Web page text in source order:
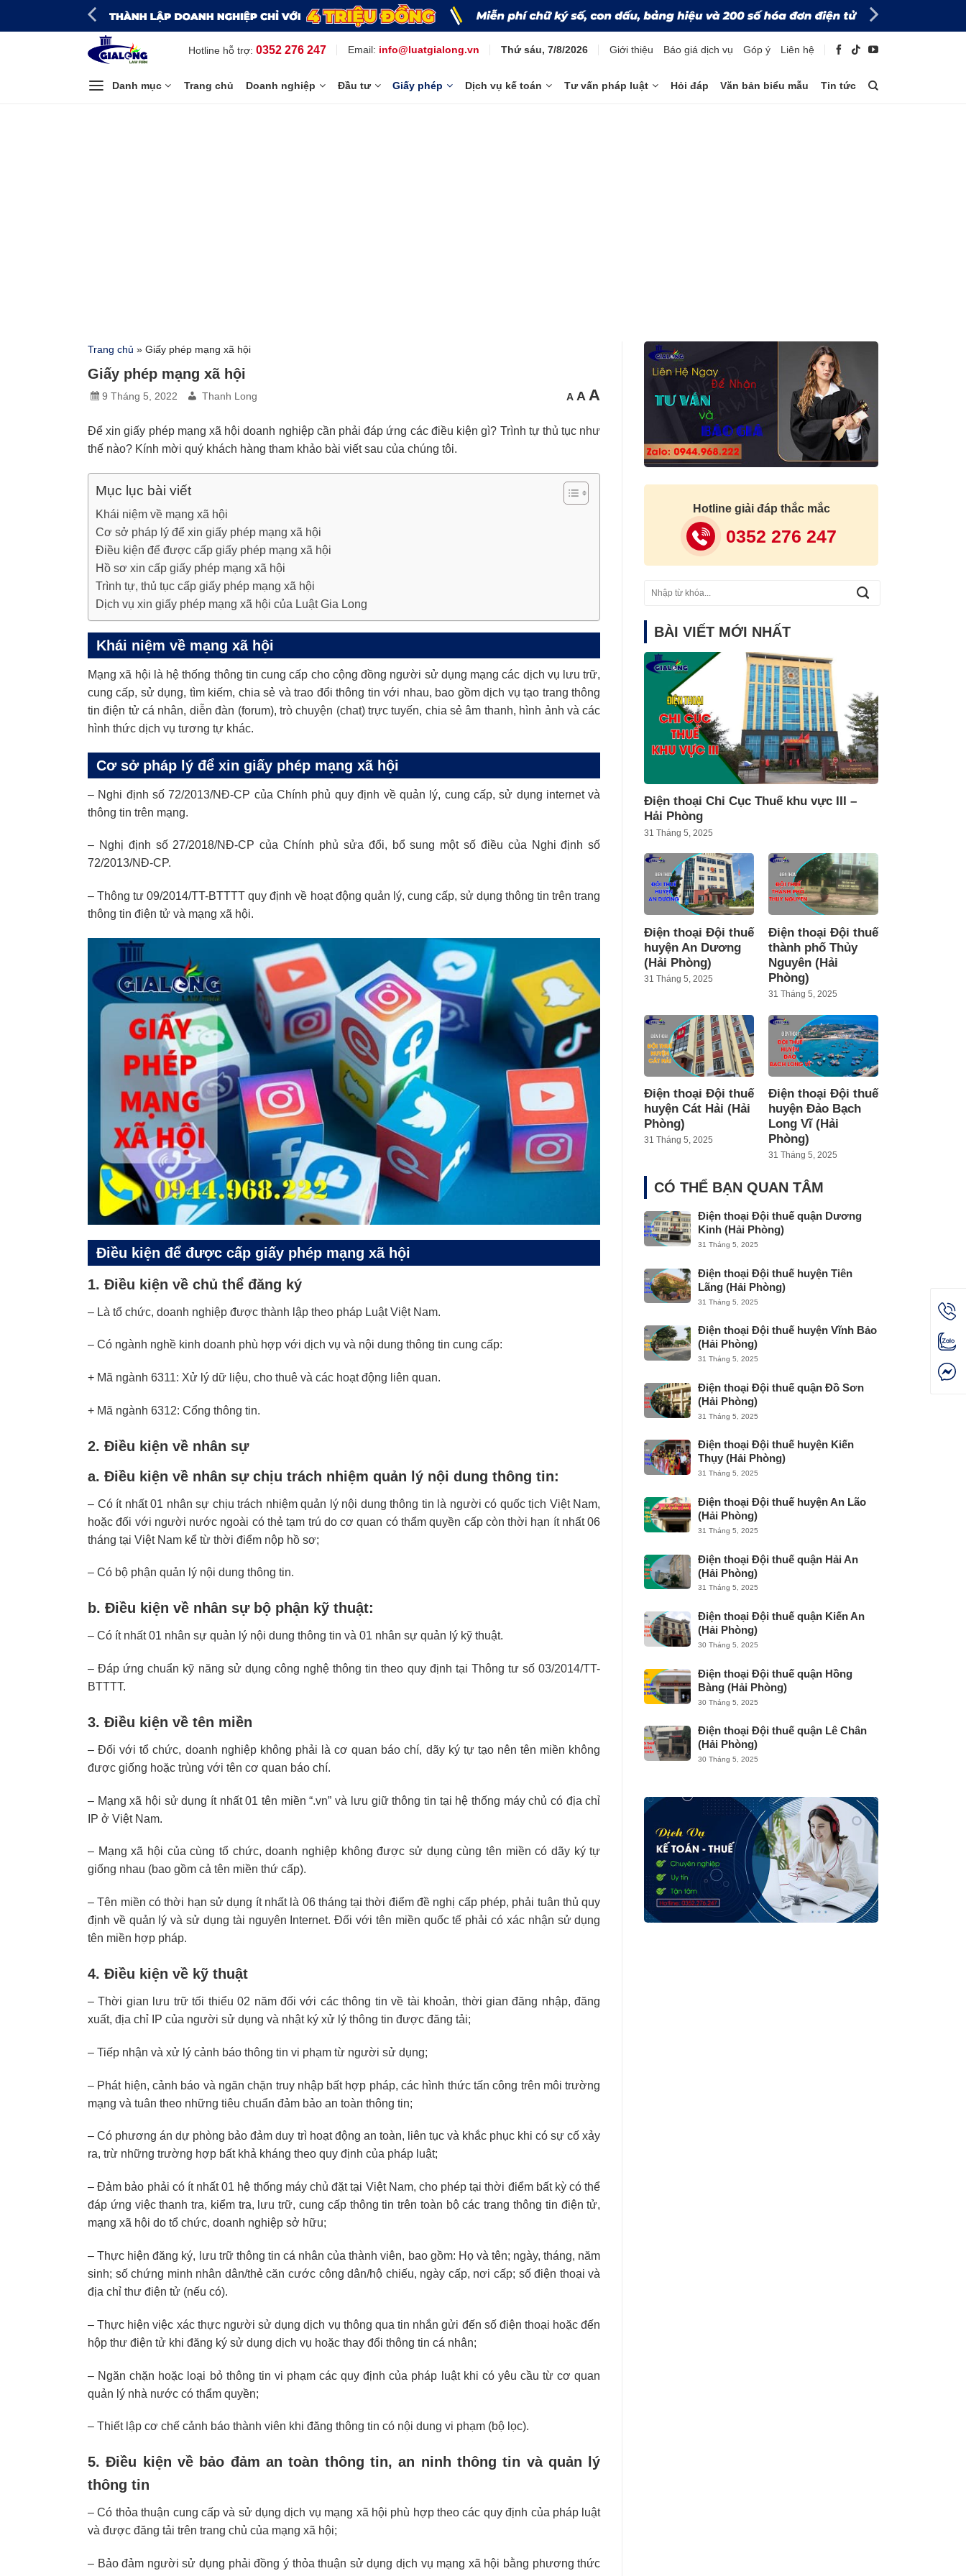
Hotline hỗ trợ: 0352 276 247 Email: info@luatgialong.vn Thứ sáu, 7/8/2026 Giới thiệu Báo giá dịch vụ Góp ý Liên hệ
Danh mục Trang chủ Doanh nghiệp Đầu tư Giấy phép Dịch vụ kế toán Tư vấn pháp luật Hỏi đáp Văn bản biểu mẫu Tin tức
Trang chủ » Giấy phép mạng xã hội
Giấy phép mạng xã hội
9 Tháng 5, 2022 Thanh Long A Cỡ
chữ
nhỏ
A Cỡ
chữ
Achữ
Để xin giấy phép mạng xã hội doanh nghiệp cần phải đáp ứng các điều kiện gì? Trình tự thủ tục như
thế nào? Kính mời quý khách hàng tham khảo bài viết sau của chúng tôi.
Mục lục bài viết
Khái niệm về mạng xã hội
Cơ sở pháp lý để xin giấy phép mạng xã hội
Điều kiện để được cấp giấy phép mạng xã hội
Hồ sơ xin cấp giấy phép mạng xã hội
Trình tự, thủ tục cấp giấy phép mạng xã hội
Dịch vụ xin giấy phép mạng xã hội của Luật Gia Long
Khái niệm về mạng xã hội
Mạng xã hội là hệ thống thông tin cung cấp cho cộng đồng người sử dụng mạng các dịch vụ lưu trữ,
cung cấp, sử dụng, tìm kiếm, chia sẻ và trao đổi thông tin với nhau, bao gồm dịch vụ tạo trang thông
tin điện tử cá nhân, diễn đàn (forum), trò chuyện (chat) trực tuyến, chia sẻ âm thanh, hình ảnh và các
hình thức dịch vụ tương tự khác.
Cơ sở pháp lý để xin giấy phép mạng xã hội
– Nghi định số 72/2013/NĐ-CP của Chính phủ quy định về quản lý, cung cấp, sử dụng internet và
thông tin trên mạng.
– Nghị định số 27/2018/NĐ-CP của Chính phủ sửa đổi, bổ sung một số điều của Nghi định số
72/2013/NĐ-CP.
– Thông tư 09/2014/TT-BTTTT quy định về hoạt động quản lý, cung cấp, sử dụng thông tin trên trang
thông tin điện tử và mạng xã hội.
Điều kiện để được cấp giấy phép mạng xã hội
1. Điều kiện về chủ thể đăng ký
– Là tổ chức, doanh nghiệp được thành lập theo pháp Luật Việt Nam.
– Có ngành nghề kinh doanh phù hợp với dịch vụ và nội dung thông tin cung cấp:
+ Mã ngành 6311: Xử lý dữ liệu, cho thuê và các hoạt động liên quan.
+ Mã ngành 6312: Cổng thông tin.
2. Điều kiện về nhân sự
a. Điều kiện về nhân sự chịu trách nhiệm quản lý nội dung thông tin:
– Có ít nhất 01 nhân sự chịu trách nhiệm quản lý nội dung thông tin là người có quốc tịch Việt Nam,
hoặc đối với người nước ngoài có thẻ tạm trú do cơ quan có thẩm quyền cấp còn thời hạn ít nhất 06
tháng tại Việt Nam kể từ thời điểm nộp hồ sơ;
– Có bộ phận quản lý nội dung thông tin.
b. Điều kiện về nhân sự bộ phận kỹ thuật:
– Có ít nhất 01 nhân sự quản lý nội dung thông tin và 01 nhân sự quản lý kỹ thuật.
– Đáp ứng chuẩn kỹ năng sử dụng công nghệ thông tin theo quy định tại Thông tư số 03/2014/TT-
BTTTT.
3. Điều kiện về tên miền
– Đối với tổ chức, doanh nghiệp không phải là cơ quan báo chí, dãy ký tự tạo nên tên miền không
được giống hoặc trùng với tên cơ quan báo chí.
– Mạng xã hội sử dụng ít nhất 01 tên miền “.vn” và lưu giữ thông tin tại hệ thống máy chủ có địa chỉ
IP ở Việt Nam.
– Mạng xã hội của cùng tổ chức, doanh nghiệp không được sử dụng cùng tên miền có dãy ký tự
giống nhau (bao gồm cả tên miền thứ cấp).
– Tên miền có thời hạn sử dụng ít nhất là 06 tháng tại thời điểm đề nghị cấp phép, phải tuân thủ quy
định về quản lý và sử dụng tài nguyên Internet. Đối với tên miền quốc tế phải có xác nhận sử dụng
tên miền hợp pháp.
4. Điều kiện về kỹ thuật
– Thời gian lưu trữ tối thiểu 02 năm đối với các thông tin về tài khoản, thời gian đăng nhập, đăng
xuất, địa chỉ IP của người sử dụng và nhật ký xử lý thông tin được đăng tải;
– Tiếp nhận và xử lý cảnh báo thông tin vi phạm từ người sử dụng;
– Phát hiện, cảnh báo và ngăn chặn truy nhập bất hợp pháp, các hình thức tấn công trên môi trường
mạng và tuân theo những tiêu chuẩn đảm bảo an toàn thông tin;
– Có phương án dự phòng bảo đảm duy trì hoạt động an toàn, liên tục và khắc phục khi có sự cố xảy
ra, trừ những trường hợp bất khả kháng theo quy định của pháp luật;
– Đảm bảo phải có ít nhất 01 hệ thống máy chủ đặt tại Việt Nam, cho phép tại thời điểm bất kỳ có thể
đáp ứng việc thanh tra, kiểm tra, lưu trữ, cung cấp thông tin trên toàn bộ các trang thông tin điện tử,
mạng xã hội do tổ chức, doanh nghiệp sở hữu;
– Thực hiện đăng ký, lưu trữ thông tin cá nhân của thành viên, bao gồm: Họ và tên; ngày, tháng, năm
sinh; số chứng minh nhân dân/thẻ căn cước công dân/hộ chiếu, ngày cấp, nơi cấp; số điện thoại và
địa chỉ thư điện tử (nếu có).
– Thực hiện việc xác thực người sử dụng dịch vụ thông qua tin nhắn gửi đến số điện thoại hoặc đến
hộp thư điện tử khi đăng ký sử dụng dịch vụ hoặc thay đổi thông tin cá nhân;
– Ngăn chặn hoặc loại bỏ thông tin vi phạm các quy định của pháp luật khi có yêu cầu từ cơ quan
quản lý nhà nước có thẩm quyền;
– Thiết lập cơ chế cảnh báo thành viên khi đăng thông tin có nội dung vi phạm (bộ lọc).
5. Điều kiện về bảo đảm an toàn thông tin, an ninh thông tin và quản lý
thông tin
– Có thỏa thuận cung cấp và sử dụng dịch vụ mạng xã hội phù hợp theo các quy định của pháp luật
và được đăng tải trên trang chủ của mạng xã hội;
– Bảo đảm người sử dụng phải đồng ý thỏa thuận sử dụng dịch vụ mạng xã hội bằng phương thức
Hotline giải đáp thắc mắc
0352 276 247
BÀI VIẾT MỚI NHẤT
Điện thoại Chi Cục Thuế khu vực III –
Hải Phòng
31 Tháng 5, 2025
Điện thoại Đội thuế
huyện An Dương
(Hải Phòng)
31 Tháng 5, 2025
Điện thoại Đội thuế
thành phố Thủy
Nguyên (Hải
Phòng)
31 Tháng 5, 2025
Điện thoại Đội thuế
huyện Cát Hải (Hải
Phòng)
31 Tháng 5, 2025
Điện thoại Đội thuế
huyện Đảo Bạch
Long Vĩ (Hải
Phòng)
31 Tháng 5, 2025
CÓ THỂ BẠN QUAN TÂM
Điện thoại Đội thuế quận Dương
Kinh (Hải Phòng)
31 Tháng 5, 2025
Điện thoại Đội thuế huyện Tiên
Lãng (Hải Phòng)
31 Tháng 5, 2025
Điện thoại Đội thuế huyện Vĩnh Bảo
(Hải Phòng)
31 Tháng 5, 2025
Điện thoại Đội thuế quận Đồ Sơn
(Hải Phòng)
31 Tháng 5, 2025
Điện thoại Đội thuế huyện Kiến
Thụy (Hải Phòng)
31 Tháng 5, 2025
Điện thoại Đội thuế huyện An Lão
(Hải Phòng)
31 Tháng 5, 2025
Điện thoại Đội thuế quận Hải An
(Hải Phòng)
31 Tháng 5, 2025
Điện thoại Đội thuế quận Kiến An
(Hải Phòng)
30 Tháng 5, 2025
Điện thoại Đội thuế quận Hồng
Bàng (Hải Phòng)
30 Tháng 5, 2025
Điện thoại Đội thuế quận Lê Chân
(Hải Phòng)
30 Tháng 5, 2025